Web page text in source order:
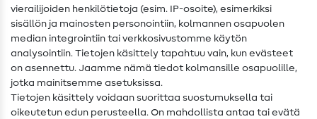
Ompeluohjeet
Apua ja yhteystiedot
Yhteystiedot
Tietoa omistajanvaihdoksesta
vierailijoiden henkilötietoja (esim. IP-osoite), esimerkiksi
sisällön ja mainosten personointiin, kolmannen osapuolen
median integrointiin tai verkkosivustomme käytön
analysointiin. Tietojen käsittely tapahtuu vain, kun evästeet
on asennettu. Jaamme nämä tiedot kolmansille osapuolille,
jotka mainitsemme asetuksissa.
Tietojen käsittely voidaan suorittaa suostumuksella tai
oikeutetun edun perusteella. On mahdollista antaa tai evätä